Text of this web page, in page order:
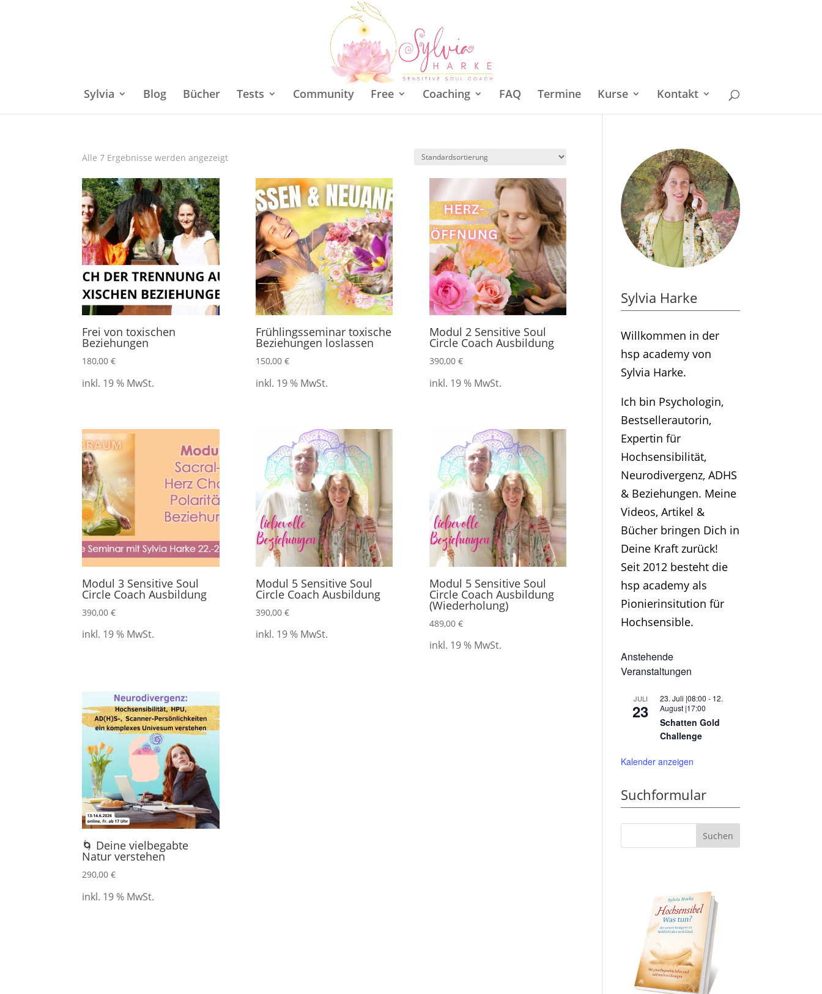
Sylvia Blog Bücher Tests Community Free Coaching FAQ Termine Kurse Kontakt
Alle 7 Ergebnisse werden angezeigt
Frei von toxischen
Beziehungen
180,00€
inkl. 19 % MwSt.
Frühlingsseminar toxische
Beziehungen loslassen
150,00 €
inkl. 19 % MwSt.
Modul 2 Sensitive Soul
Circle Coach Ausbildung
390,00 €
inkl. 19 % MwSt.
Modul 3 Sensitive Soul
Circle Coach Ausbildung
390,00€
inkl. 19 % MwSt.
Modul 5 Sensitive Soul
Circle Coach Ausbildung
390,00 €
inkl. 19 % MwSt.
Modul 5 Sensitive Soul
Circle Coach Ausbildung
(Wiederholung)
489,00 €
inkl. 19 % MwSt.
🌀 Deine vielbegabte
Natur verstehen
290,00€
inkl. 19 % MwSt.
Sylvia Harke
Willkommen in der
hsp academy von
Sylvia Harke.
Ich bin Psychologin,
Bestsellerautorin,
Expertin für
Hochsensibilität,
Neurodivergenz, ADHS
& Beziehungen. Meine
Videos, Artikel &
Bücher bringen Dich in
Deine Kraft zurück!
Seit 2012 besteht die
hsp academy als
Pionierinsitution für
Hochsensible.
Anstehende
Veranstaltungen
JULI
23
23. Juli |08:00 - 12.
August |17:00
Schatten Gold
Challenge
Kalender anzeigen
Suchformular